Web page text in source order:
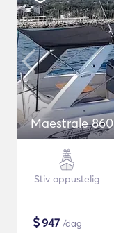
Maestrale 860
Stiv oppustelig
$947 /dag